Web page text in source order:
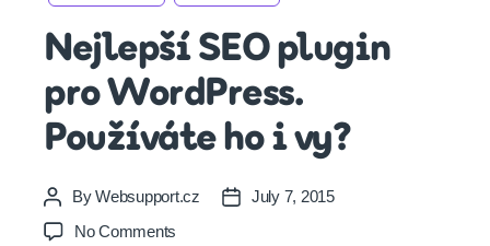
Nejlepší SEO plugin
pro WordPress.
Používáte ho i vy?
Post
author
ByWebsupport.cz
PostJuly 7, 2015
No Comments